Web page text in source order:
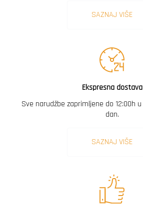
SAZNAJ VIŠE
Ekspresna dostava
Sve narudžbe zaprimljene do 12:00h
dan.
SAZNAJ VIŠE